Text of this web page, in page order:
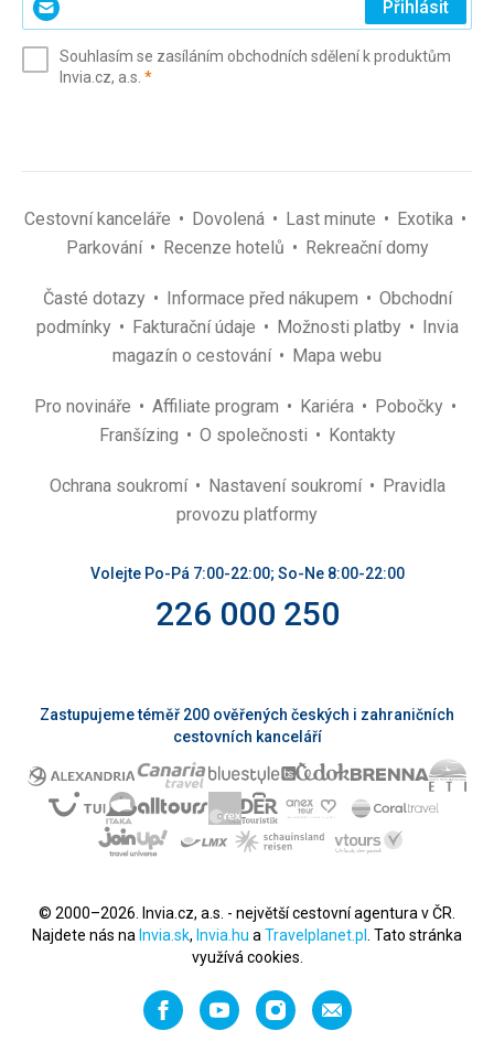
svůj
(povinné)
Přihlásit
Souhlasím se zasíláním obchodních sdělení k produktům
Invia.cz, a.s. *(povinné)
Cestovní kanceláře Dovolená Last minute
Exotika
Parkování
Recenze hotelů Rekreační domy
Časté dotazy Informace před nákupem
Obchodní
podmínky
Fakturační údaje Možnosti platby
Invia
magazín o cestování
Mapa webu
Pro novináře Affiliate program Kariéra
Pobočky
Franšízing
O společnosti Kontakty
Ochrana soukromí Nastavení soukromí
Pravidla
provozu platformy
Volejte Po-Pá 7:00-22:00; So-Ne 8:00-22:00
226 000 250
Zastupujeme téměř 200 ověřených českých i zahraničních
cestovních kanceláří
© 2000–2026. Invia.cz, a.s. - největší cestovní agentura v ČR.
Najdete nás na Invia.sk, Invia.hu a Travelplanet.pl
. Tato stránka
využívá cookies.
FacebookYouTubeInstagramNapište